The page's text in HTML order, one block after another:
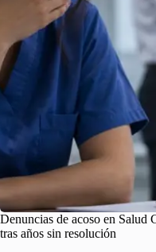
Denuncias de acoso en Salud
tras años sin resolución